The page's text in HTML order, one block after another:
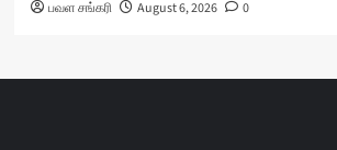
பவள சங்கரி August 6, 2026 0